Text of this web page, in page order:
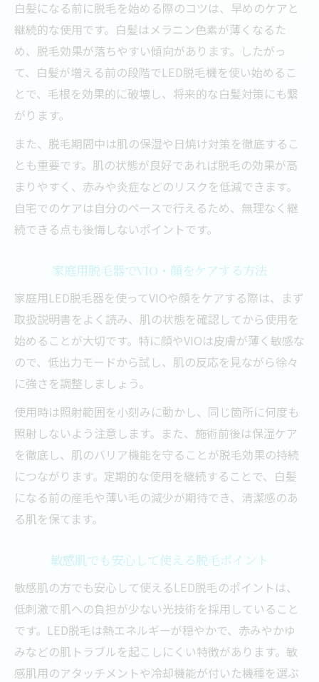
白髪になる前に脱毛を始める際のコツは、早めのケアと
継続的な使用です。白髪はメラニン色素が薄くなるた
め、脱毛効果が落ちやすい傾向があります。したがっ
て、白髪が増える前の段階でLED脱毛機を使い始めるこ
とで、毛根を効果的に破壊し、将来的な白髪対策にも繋
がります。
また、脱毛期間中は肌の保湿や日焼け対策を徹底するこ
とも重要です。肌の状態が良好であれば脱毛の効果が高
まりやすく、赤みや炎症などのリスクを低減できます。
自宅でのケアは自分のペースで行えるため、無理なく継
続できる点も後悔しないポイントです。
家庭用脱毛器でVIO・顔をケアする方法
家庭用LED脱毛器を使ってVIOや顔をケアする際は、まず
取扱説明書をよく読み、肌の状態を確認してから使用を
始めることが大切です。特に顔やVIOは皮膚が薄く敏感な
ので、低出力モードから試し、肌の反応を見ながら徐々
に強さを調整しましょう。
使用時は照射範囲を小刻みに動かし、同じ箇所に何度も
照射しないよう注意します。また、施術前後は保湿ケア
を徹底し、肌のバリア機能を守ることが脱毛効果の持続
につながります。定期的な使用を継続することで、白髪
になる前の産毛や薄い毛の減少が期待でき、清潔感のあ
る肌を保てます。
敏感肌でも安心して使える脱毛ポイント
敏感肌の方でも安心して使えるLED脱毛のポイントは、
低刺激で肌への負担が少ない光技術を採用していること
です。LED脱毛は熱エネルギーが穏やかで、赤みやかゆ
みなどの肌トラブルを起こしにくい特徴があります。敏
感肌用のアタッチメントや冷却機能が付いた機種を選ぶ